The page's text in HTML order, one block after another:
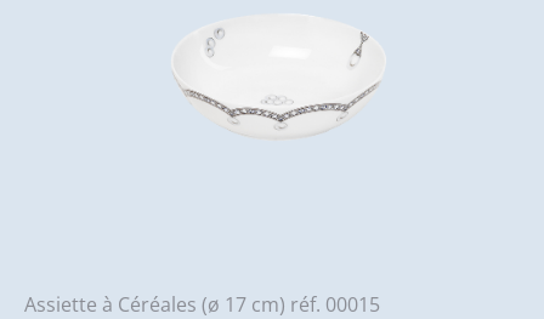
Assiette à Céréales (ø 17 cm) réf. 00015